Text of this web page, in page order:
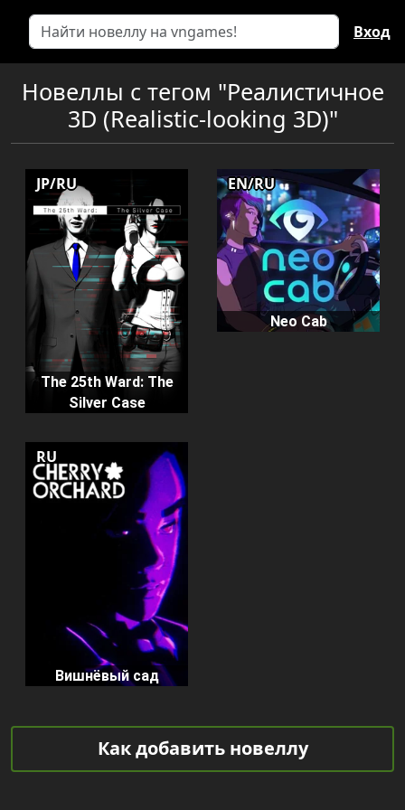
Вход
Новеллы с тегом "Реалистичное
3D (Realistic-looking 3D)"
The 25th Ward: The
Silver Case
JP/RU
Neo Cab
EN/RU
Вишнёвый сад
RU
Как добавить новеллу